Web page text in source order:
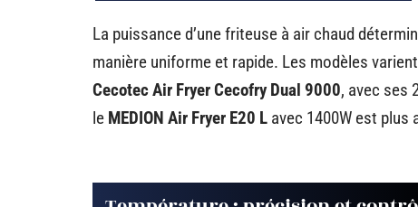
La puissance d’une friteuse à air chaud
manière uniforme et rapide. Les modèles
Cecotec Air Fryer Cecofry Dual 9000, avec ses
le MEDION Air Fryer E20 L avec 1400W est